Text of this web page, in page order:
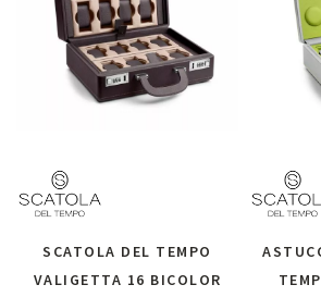
SCATOLA DEL TEMPO
VALIGETTA 16 BICOLOR